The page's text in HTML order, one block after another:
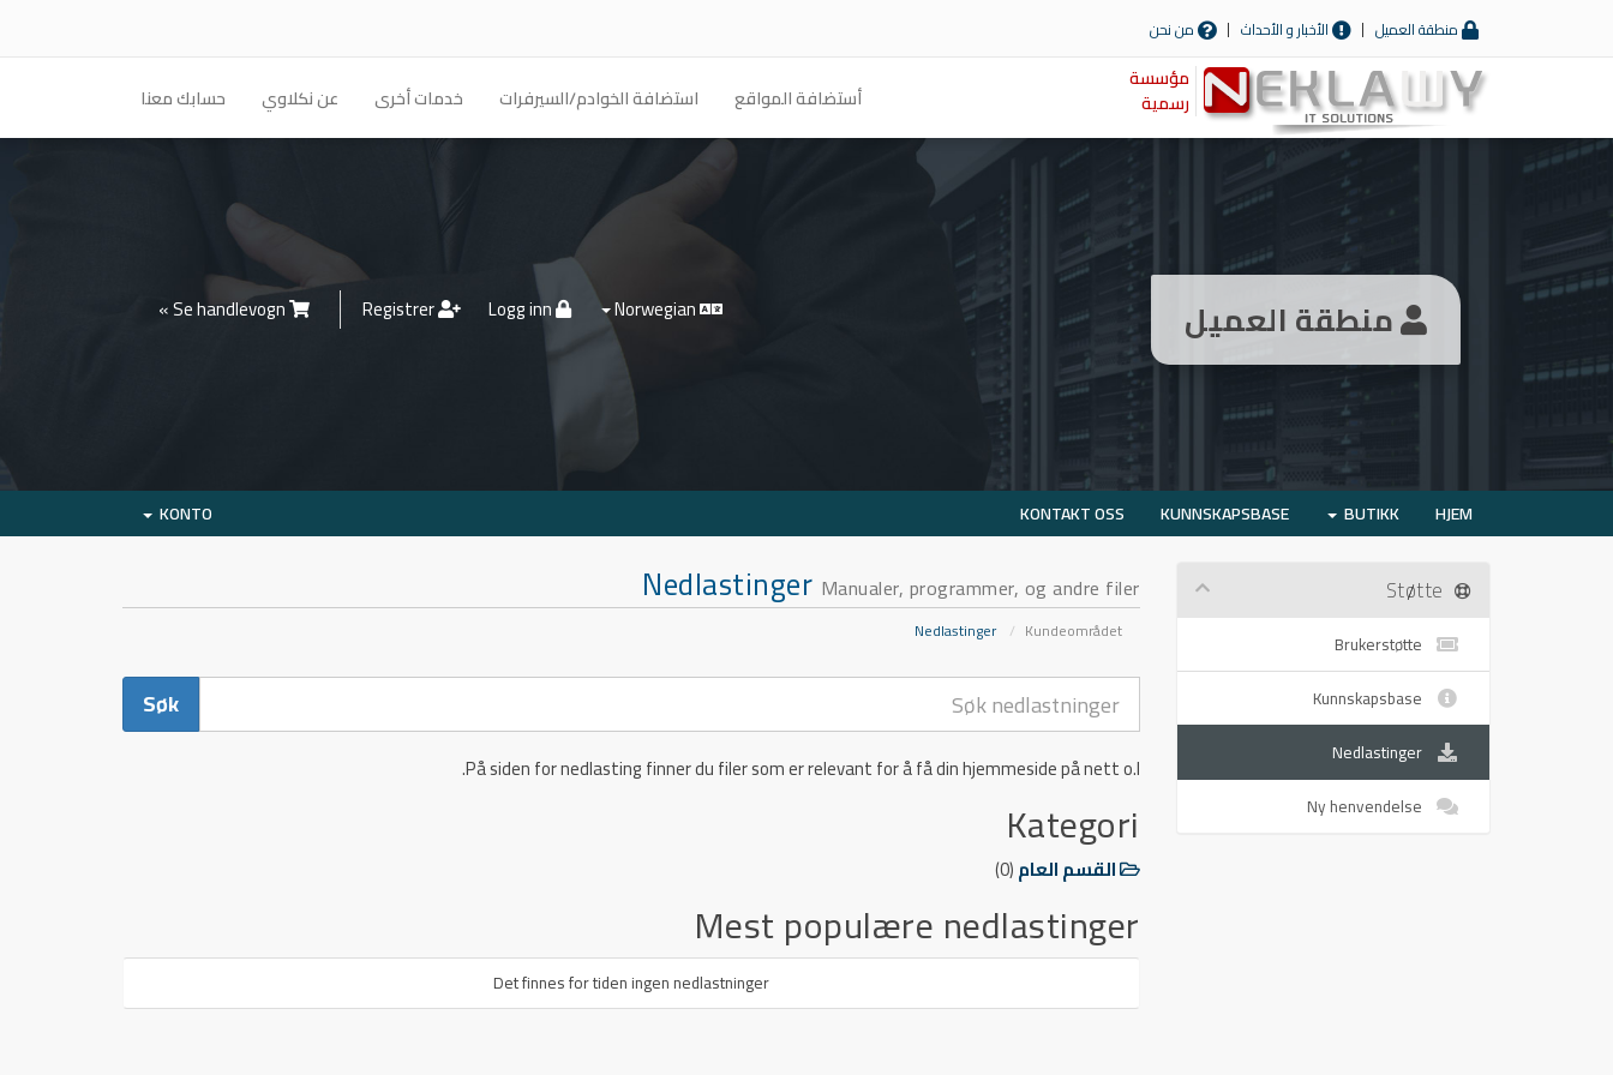
منطقة العميل الأخبار و الأحداث من نحن
مؤسسة
رسمية
أستضافة المواقع استضافة الخوادم/السيرفرات خدمات أخرى عن نكلاوي حسابك معنا
منطقة العميل
HJEM
BUTIKK
KUNNSKAPSBASE
KONTAKT OSS
KONTO
Nedlastinger Manualer, programmer, og andre filer
Kundeområdet
Nedlastinger
På siden for nedlasting finner du filer som er relevant for å få din hjemmeside på nett o.l.
Kategori
القسم العام(0)
Mest populære nedlastinger
Det finnes for tiden ingen nedlastninger
Brukerstøtte
Kunnskapsbase
Nedlastinger
Ny henvendelse